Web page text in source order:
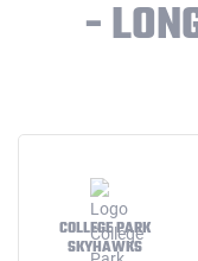
-
COLLEGE PARK
SKYHAWKS